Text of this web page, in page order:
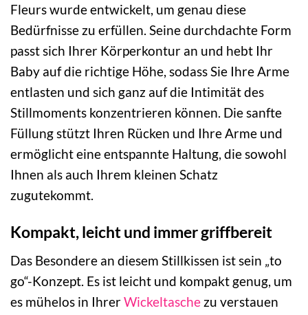
Fleurs wurde entwickelt, um genau diese
Bedürfnisse zu erfüllen. Seine durchdachte Form
passt sich Ihrer Körperkontur an und hebt Ihr
Baby auf die richtige Höhe, sodass Sie Ihre Arme
entlasten und sich ganz auf die Intimität des
Stillmoments konzentrieren können. Die sanfte
Füllung stützt Ihren Rücken und Ihre Arme und
ermöglicht eine entspannte Haltung, die sowohl
Ihnen als auch Ihrem kleinen Schatz
zugutekommt.
Kompakt, leicht und immer griffbereit
Das Besondere an diesem Stillkissen ist sein „to
go“-Konzept. Es ist leicht und kompakt genug, um
es mühelos in IhrerWickeltasche zu verstauen